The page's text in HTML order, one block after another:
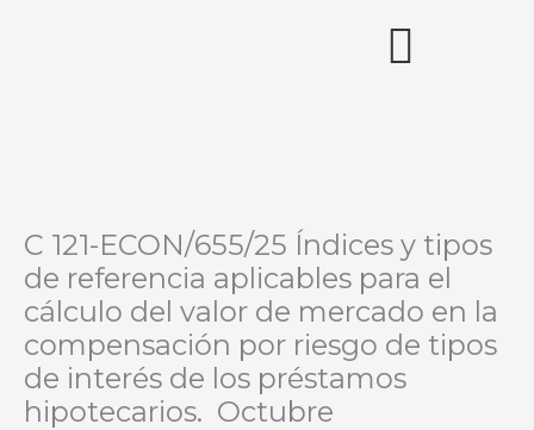
C 121-ECON/655/25 Índices y tipos
de referencia aplicables para el
cálculo del valor de mercado en la
compensación por riesgo de tipos
de interés de los préstamos
hipotecarios. Octubre